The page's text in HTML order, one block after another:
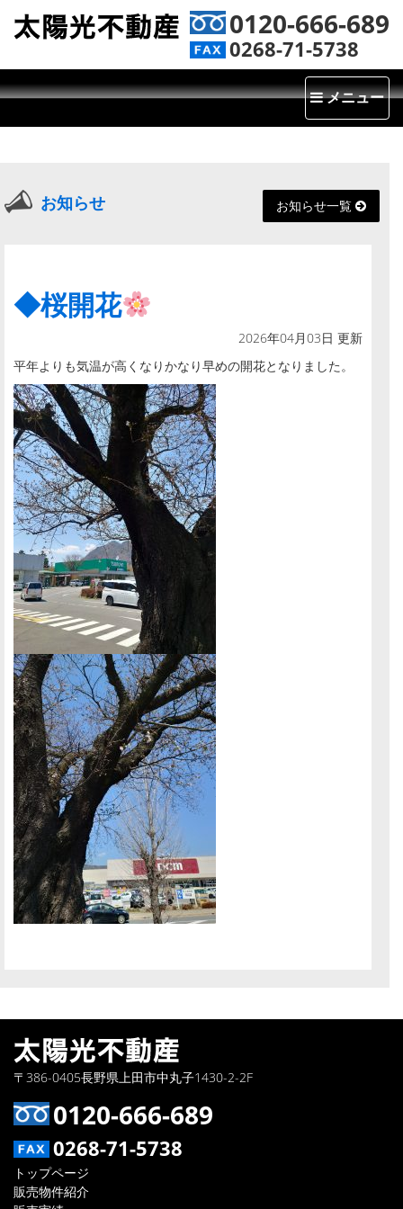
0120-666-689
0268-71-5738
Toggle
メニュー
お知らせ お知らせ一覧
◆桜開花
2026年04月03日 更新
平年よりも気温が高くなりかなり早めの開花となりました。
〒386-0405長野県上田市中丸子1430-2-2F
0120-666-689
0268-71-5738
トップページ
販売物件紹介